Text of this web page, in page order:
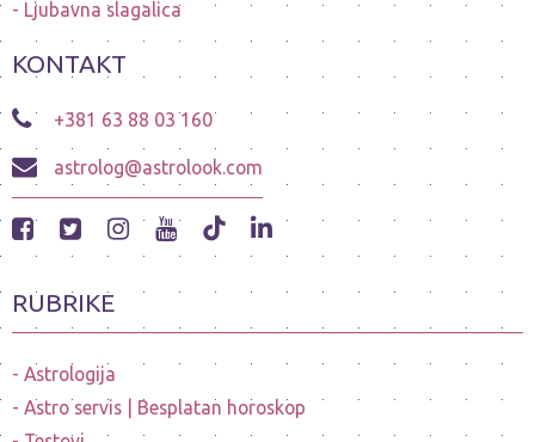
Ljubavna slagalica
KONTAKT
+381 63 88 03 160
astrolog@astrolook.com
RUBRIKE
Astrologija
Astro servis | Besplatan horoskop